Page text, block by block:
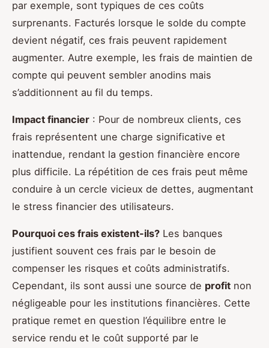
par exemple, sont typiques de ces coûts
surprenants. Facturés lorsque le solde du compte
devient négatif, ces frais peuvent rapidement
augmenter. Autre exemple, les frais de maintien de
compte qui peuvent sembler anodins mais
s’additionnent au fil du temps.
Impact financier : Pour de nombreux clients, ces
frais représentent une charge significative et
inattendue, rendant la gestion financière encore
plus difficile. La répétition de ces frais peut même
conduire à un cercle vicieux de dettes, augmentant
le stress financier des utilisateurs.
Pourquoi ces frais existent-ils? Les banques
justifient souvent ces frais par le besoin de
compenser les risques et coûts administratifs.
Cependant, ils sont aussi une source de profit non
négligeable pour les institutions financières. Cette
pratique remet en question l’équilibre entre le
service rendu et le coût supporté par le